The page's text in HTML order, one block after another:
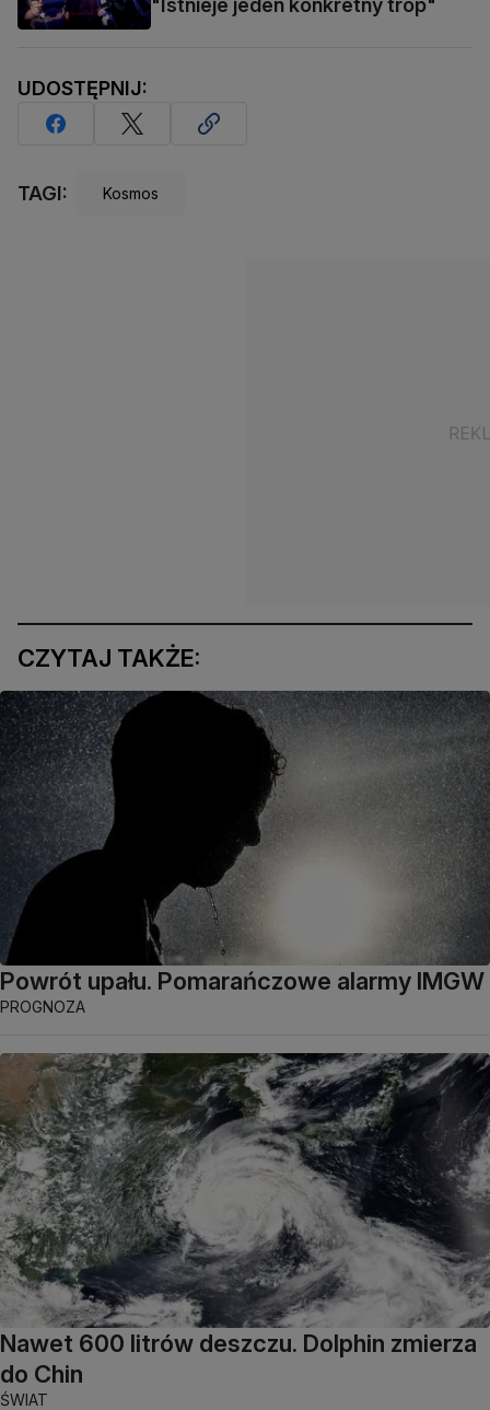
"Istnieje jeden konkretny trop"
UDOSTĘPNIJ:
TAGI: Kosmos
CZYTAJ TAKŻE:
Powrót upału. Pomarańczowe alarmy IMGW
PROGNOZA
Nawet 600 litrów deszczu. Dolphin zmierza
do Chin
ŚWIAT